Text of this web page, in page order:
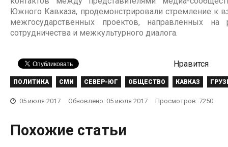
Южного Кавказа, продемонстрировали стремление к
межгосударственных проектов, направленных на
сотрудничества и межкультурного диалога.
Нравится
ПОЛИТИКА СМИ СЕВЕР-ЮГ ОБЩЕСТВО КАВКАЗ
05 июля 2017 Обновлено: 05 июля 2017 Просмотров: 7250
Похожие статьи
"ЕАЭС – это возможность
выиграть, но не гарантия
Потенциал
Современная информационная
реальность: объективная
29 августа 2017
Контуры
медиа в